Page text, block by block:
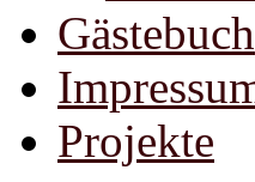
Gästebuch
Projekte